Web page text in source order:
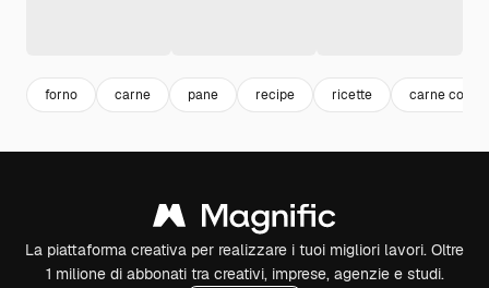
forno carne pane recipe ricette carne cotta
La piattaforma creativa per realizzare i tuoi migliori lavori. Oltre
1 milione di abbonati tra creativi, imprese, agenzie e studi.